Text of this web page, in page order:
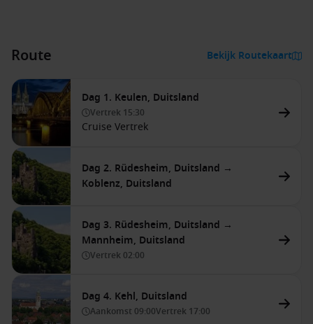
Route Bekijk Routekaart
Dag 1. Keulen, Duitsland
Vertrek 15:30
Cruise Vertrek
Dag 2. Rüdesheim, Duitsland →
Koblenz, Duitsland
Dag 3. Rüdesheim, Duitsland →
Mannheim, Duitsland
Vertrek 02:00
Dag 4. Kehl, Duitsland
Aankomst 09:00Vertrek 17:00